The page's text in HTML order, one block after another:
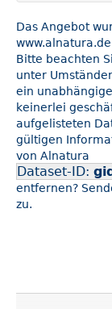
Das Angebot
Bitte beachten
unter
ein
keinerlei
aufgelisteten
gültigen
von Alnatura
Dataset-ID:
entfernen?
zu.